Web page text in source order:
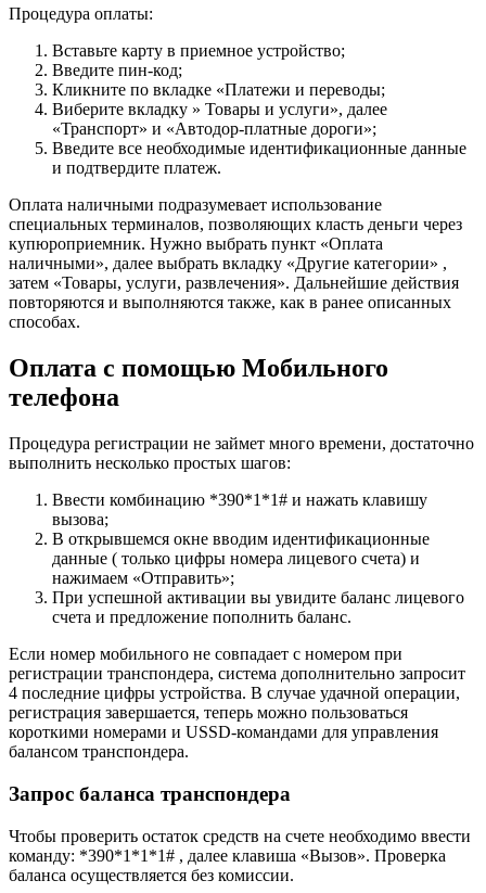
Процедура оплаты:
Вставьте карту в приемное устройство;
Введите пин-код;
Кликните по вкладке «Платежи и переводы;
Виберите вкладку » Товары и услуги», далее
«Транспорт» и «Автодор-платные дороги»;
Введите все необходимые идентификационные данные
и подтвердите платеж.
Оплата наличными подразумевает использование
специальных терминалов, позволяющих класть деньги через
купюроприемник. Нужно выбрать пункт «Оплата
наличными», далее выбрать вкладку «Другие категории» ,
затем «Товары, услуги, развлечения». Дальнейшие действия
повторяются и выполняются также, как в ранее описанных
способах.
Оплата с помощью Мобильного
телефона
Процедура регистрации не займет много времени, достаточно
выполнить несколько простых шагов:
Ввести комбинацию *390*1*1# и нажать клавишу
вызова;
В открывшемся окне вводим идентификационные
данные ( только цифры номера лицевого счета) и
нажимаем «Отправить»;
При успешной активации вы увидите баланс лицевого
счета и предложение пополнить баланс.
Если номер мобильного не совпадает с номером при
регистрации транспондера, система дополнительно запросит
4 последние цифры устройства. В случае удачной операции,
регистрация завершается, теперь можно пользоваться
короткими номерами и USSD-командами для управления
балансом транспондера.
Запрос баланса транспондера
Чтобы проверить остаток средств на счете необходимо ввести
команду: *390*1*1*1# , далее клавиша «Вызов». Проверка
баланса осуществляется без комиссии.